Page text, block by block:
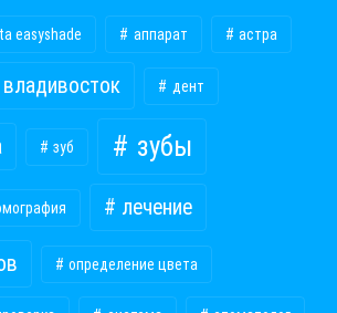
easyshade аппарат астра
владивосток дент
зуб зубы
лечение
определение цвета